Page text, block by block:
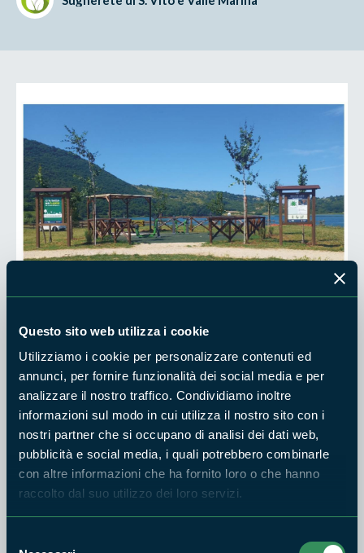
Questo sito web utilizza i cookie
Utilizziamo i cookie per personalizzare contenuti ed
annunci, per fornire funzionalità dei social media e per
analizzare il nostro traffico. Condividiamo inoltre
informazioni sul modo in cui utilizza il nostro sito con i
nostri partner che si occupano di analisi dei dati web,
pubblicità e social media, i quali potrebbero combinarle
con altre informazioni che ha fornito loro o che hanno
raccolto dal suo utilizzo dei loro servizi.
L'Ente Parco dei Monti Ausoni e Lago di Fondi è lieto di
invitare la cittadinanza all'inaugurazione della nuova area
attrezzata per lo sport e il tempo libero, realizzata nel
Comune di Fumone (FR), all'interno della Riserva Naturale
Regionale Lago di Canterno.
L'evento si terrà sabato 5 luglio, alle ore 11.00.
dalla Regione Lazio nell'ambito della DGR n. 856/2024 e